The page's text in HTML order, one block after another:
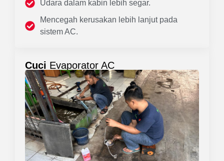
Udara dalam kabin lebih segar.
Mencegah kerusakan lebih lanjut pada
sistem AC.
Cuci Evaporator AC